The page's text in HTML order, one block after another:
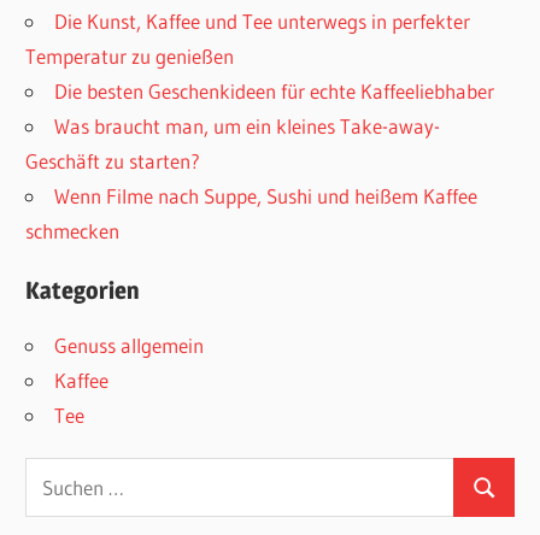
Die Kunst, Kaffee und Tee unterwegs in perfekter
Temperatur zu genießen
Die besten Geschenkideen für echte Kaffeeliebhaber
Was braucht man, um ein kleines Take-away-
Geschäft zu starten?
Wenn Filme nach Suppe, Sushi und heißem Kaffee
schmecken
Kategorien
Genuss allgemein
Kaffee
Tee
Suchen
nach:
Suchen